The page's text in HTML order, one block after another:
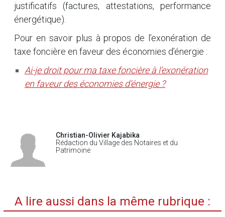
justificatifs (factures, attestations, performance
énergétique).
Pour en savoir plus à propos de l’exonération de
taxe foncière en faveur des économies d’énergie :
Ai-je droit pour ma taxe foncière à l’exonération
en faveur des économies d’énergie ?
Christian-Olivier Kajabika
Rédaction du Village des Notaires et du
Patrimoine
A lire aussi dans la même rubrique :